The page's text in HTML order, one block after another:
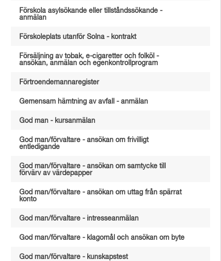
Förskola asylsökande eller tillståndssökande -
anmälan
Förskoleplats utanför Solna - kontrakt
Försäljning av tobak, e-cigaretter och folköl -
ansökan, anmälan och egenkontrollprogram
Förtroendemannaregister
Gemensam hämtning av avfall - anmälan
God man - kursanmälan
God man/förvaltare - ansökan om frivilligt
entledigande
God man/förvaltare - ansökan om samtycke till
förvärv av värdepapper
God man/förvaltare - ansökan om uttag från spärrat
konto
God man/förvaltare - intresseanmälan
God man/förvaltare - klagomål och ansökan om byte
God man/förvaltare - kunskapstest